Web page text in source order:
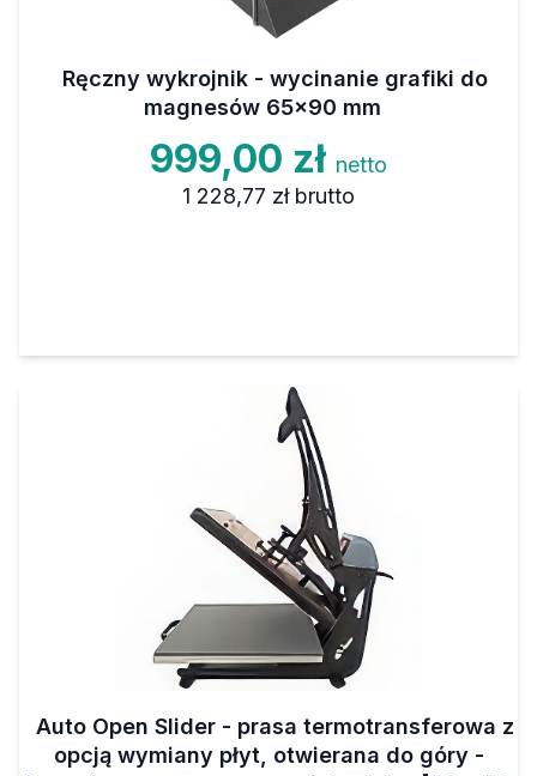
Ręczny wykrojnik - wycinanie grafiki do
magnesów 65x90 mm
999,00 zł netto
1 228,77 zł brutto
Auto Open Slider - prasa termotransferowa z
opcją wymiany płyt, otwierana do góry -